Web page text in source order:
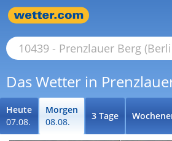
Das Wetter in
Heute
07.08.
Morgen
08.08.
3 Tage